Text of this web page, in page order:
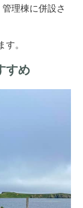
理棟に併設さ
。
すめ